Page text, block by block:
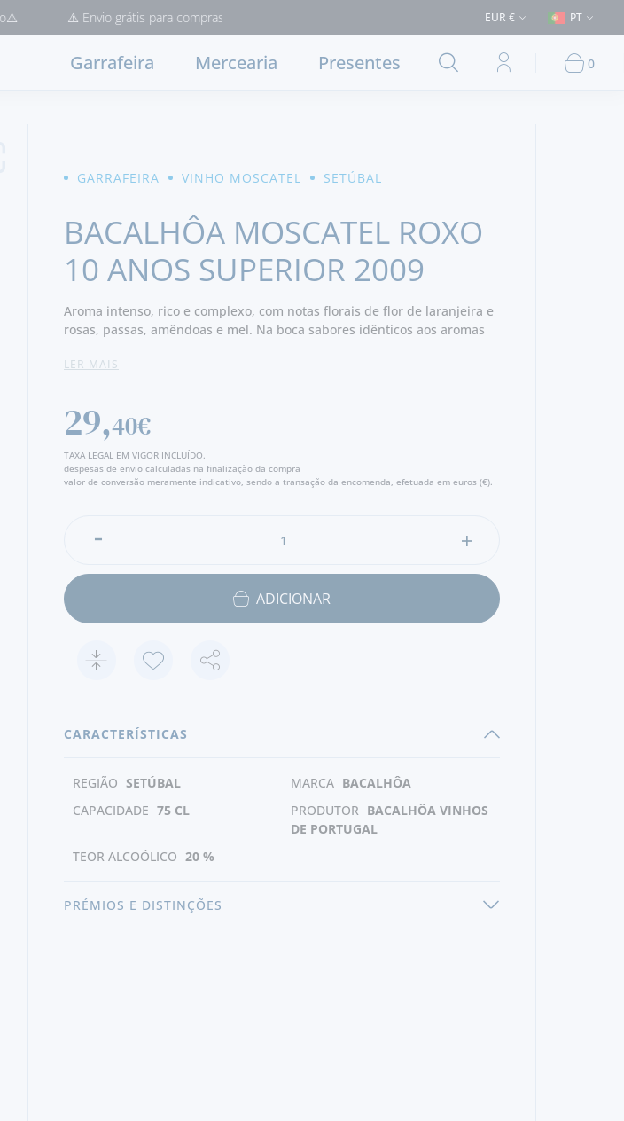
⚠️ Envio grátis para compras > 50€ (Entrega em Lisboa e concelhos limítrofes) ⚠️ Envios para Portugal e para o
EUR € PT
Garrafeira Mercearia Presentes 0
GARRAFEIRA
VINHO MOSCATEL SETÚBAL
BACALHÔA MOSCATEL ROXO
10 ANOS SUPERIOR 2009
Aroma intenso, rico e complexo, com notas florais de flor de laranjeira e
rosas, passas, amêndoas e mel. Na boca sabores idênticos aos aromas
- um conjunto com corpo, suavidade e boa persistência. - Produtor
LER MAIS
29,40€
TAXA LEGAL EM VIGOR INCLUÍDO.
despesas de envio calculadas na finalização da compra
valor de conversão meramente indicativo, sendo a transação da encomenda, efetuada em euros (€).
ADICIONAR
CARACTERÍSTICAS
REGIÃO SETÚBAL MARCA BACALHÔA
CAPACIDADE 75 CL PRODUTOR BACALHÔA VINHOS
DE PORTUGAL
TEOR ALCOÓLICO 20 %
PRÉMIOS E DISTINÇÕES